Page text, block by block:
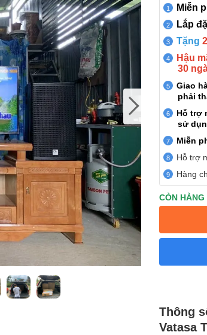
Miễn
Lắp
Tặng
Hậu
30
Giao
phải
Hỗ trợ
sử
Miễn
Hỗ trợ
Hàng
CÒN HÀNG
Thông
Vatasa